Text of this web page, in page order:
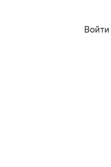
Войти